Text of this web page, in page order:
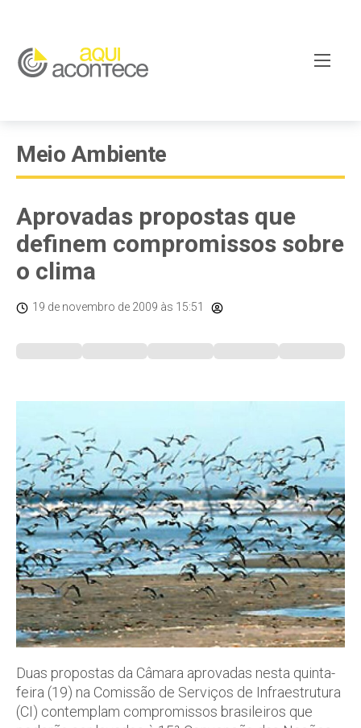
Meio Ambiente
Aprovadas propostas que
definem compromissos sobre
o clima
19 de novembro de 2009 às 15:51
Duas propostas da Câmara aprovadas nesta quinta-
feira (19) na Comissão de Serviços de Infraestrutura
(CI) contemplam compromissos brasileiros que